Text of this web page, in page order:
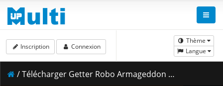
Thème
Langue
Inscription Connexion
/ Télécharger Getter Robo Armageddon - 11.mkv.001 ( 382.77 MB )